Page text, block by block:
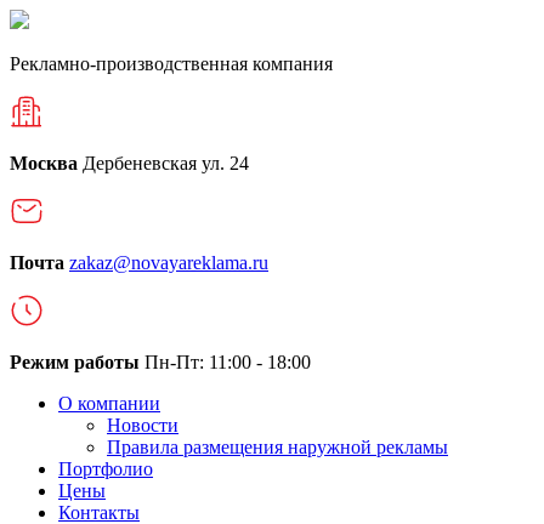
Рекламно-производственная компания
Москва Дербеневская ул. 24
Почта zakaz@novayareklama.ru
Режим работы Пн-Пт: 11:00 - 18:00
О компании
Новости
Правила размещения наружной рекламы
Портфолио
Цены
Контакты